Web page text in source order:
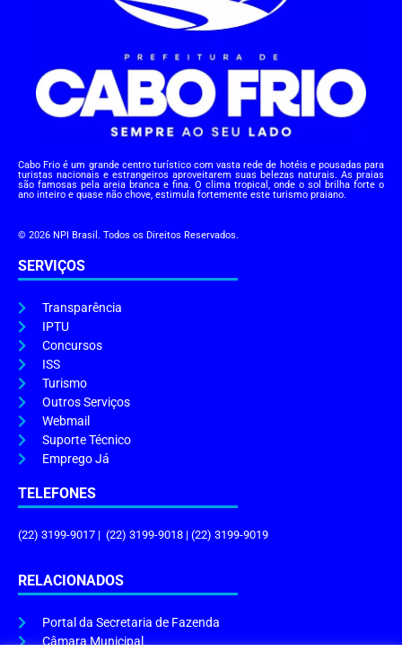
Cabo Frio é um grande centro turístico com vasta rede de hotéis e pousadas para
turistas nacionais e estrangeiros aproveitarem suas belezas naturais. As praias
são famosas pela areia branca e fina. O clima tropical, onde o sol brilha forte o
ano inteiro e quase não chove, estimula fortemente este turismo praiano.
© 2026 NPI Brasil. Todos os Direitos Reservados.
SERVIÇOS
Transparência
IPTU
Concursos
ISS
Turismo
Outros Serviços
Webmail
Suporte Técnico
Emprego Já
TELEFONES
(22) 3199-9017 | (22) 3199-9018 | (22) 3199-9019
RELACIONADOS
Portal da Secretaria de Fazenda
Câmara Municipal